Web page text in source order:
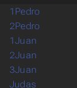
1Pedro
2Pedro
1Juan
2Juan
3Juan
Judas